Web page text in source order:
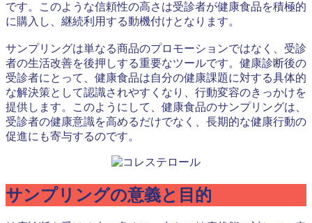
です。このような信頼性の高さは受診者が健康食品を積極的
に購入し、継続利用する動機付けとなります。
サンプリングは単なる商品のプロモーションではなく、受診
者の生活改善を後押しする重要なツールです。健康診断後の
受診者にとって、健康食品は自分の健康課題に対する具体的
な解決策として認識されやすくなり、行動変容のきっかけを
提供します。このようにして、健康食品のサンプリングは、
受診者の健康意識を高めるだけでなく、長期的な健康行動の
促進にも寄与するのです。
サンプリングの意義と目的